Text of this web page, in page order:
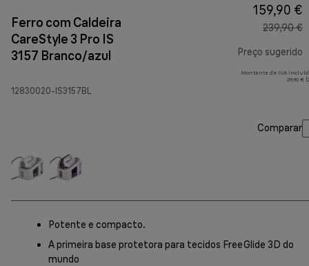
Ferro com Caldeira
CareStyle 3 Pro IS
3157 Branco/azul
12830020-IS3157BL
159,90 €
239,90 €
Preço sugerido
Montante de IVA
29,90 €
Comparar
Potente e compacto.
A primeira base protetora para tecidos FreeGlide 3D do
mundo